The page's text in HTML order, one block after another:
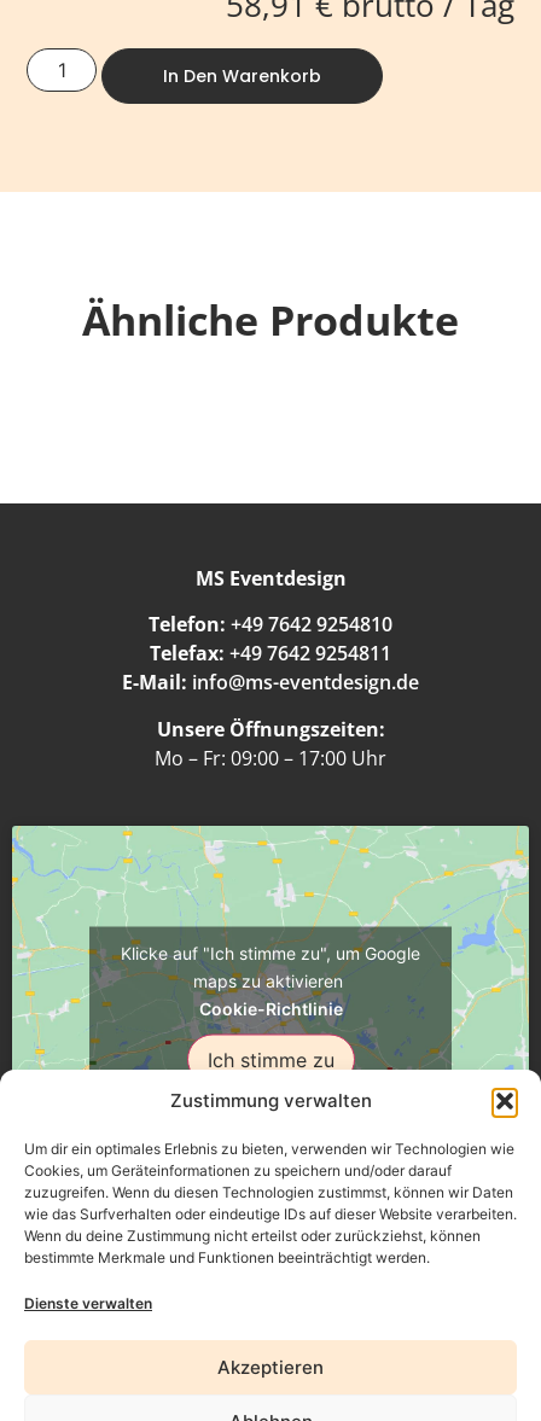
Zustimmung verwalten
Um dir ein optimales Erlebnis zu bieten, verwenden wir Technologien wie
Cookies, um Geräteinformationen zu speichern und/oder darauf
zuzugreifen. Wenn du diesen Technologien zustimmst, können wir Daten
wie das Surfverhalten oder eindeutige IDs auf dieser Website verarbeiten.
Wenn du deine Zustimmung nicht erteilst oder zurückziehst, können
bestimmte Merkmale und Funktionen beeinträchtigt werden.
Dienste verwalten
Akzeptieren
In Den Warenkorb
Ähnliche Produkte
MS Eventdesign
Telefon: +49 7642 9254810
Telefax: +49 7642 9254811
E-Mail: info@ms-eventdesign.de
Unsere Öffnungszeiten:
Mo – Fr: 09:00 – 17:00 Uhr
Klicke auf "Ich stimme zu", um Google
maps zu aktivieren
Cookie-Richtlinie
Ich stimme zu
Üsenberger Strasse 11, 79346 Endingen a.K.
Datenschutz